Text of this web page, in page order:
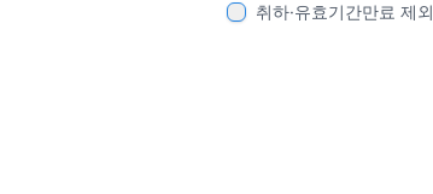
취하·유효기간만료 제외